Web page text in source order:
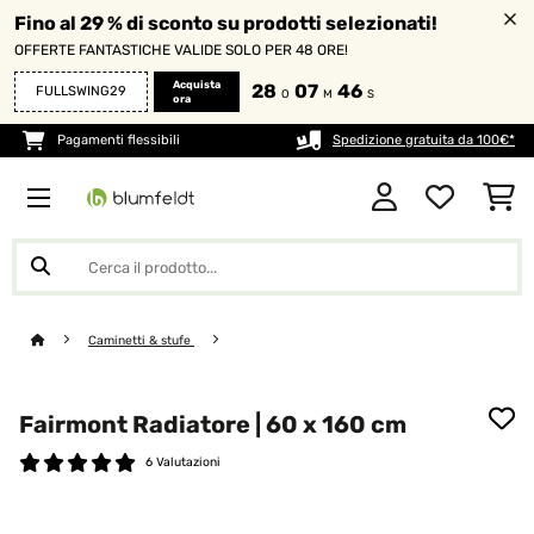
Fino al 29 % di sconto su prodotti selezionati!
OFFERTE FANTASTICHE VALIDE SOLO PER 48 ORE!
FULLSWING29
Acquista
ora
28 O 07 M 45 S
Pagamenti flessibili Spedizione gratuita da 100€*
Caminetti & stufe
Fairmont Radiatore | 60 x 160 cm
6 Valutazioni